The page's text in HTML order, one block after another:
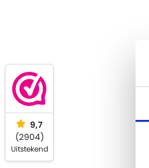
9,7
(2904)
Uitstekend